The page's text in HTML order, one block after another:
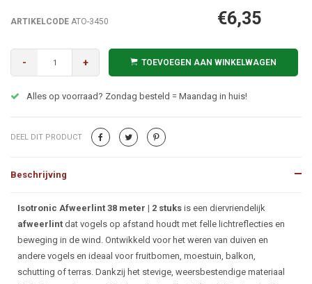
ARTIKELCODE ATO-3450 €6,35
- + TOEVOEGEN AAN WINKELWAGEN
Alles op voorraad? Zondag besteld = Maandag in huis!
DEEL DIT PRODUCT
Beschrijving
Beschrijving
Isotronic Afweerlint 38 meter | 2 stuks is een diervriendelijk
afweerlint dat vogels op afstand houdt met felle lichtreflecties en
beweging in de wind. Ontwikkeld voor het weren van duiven en
andere vogels en ideaal voor fruitbomen, moestuin, balkon,
schutting of terras. Dankzij het stevige, weersbestendige materiaal